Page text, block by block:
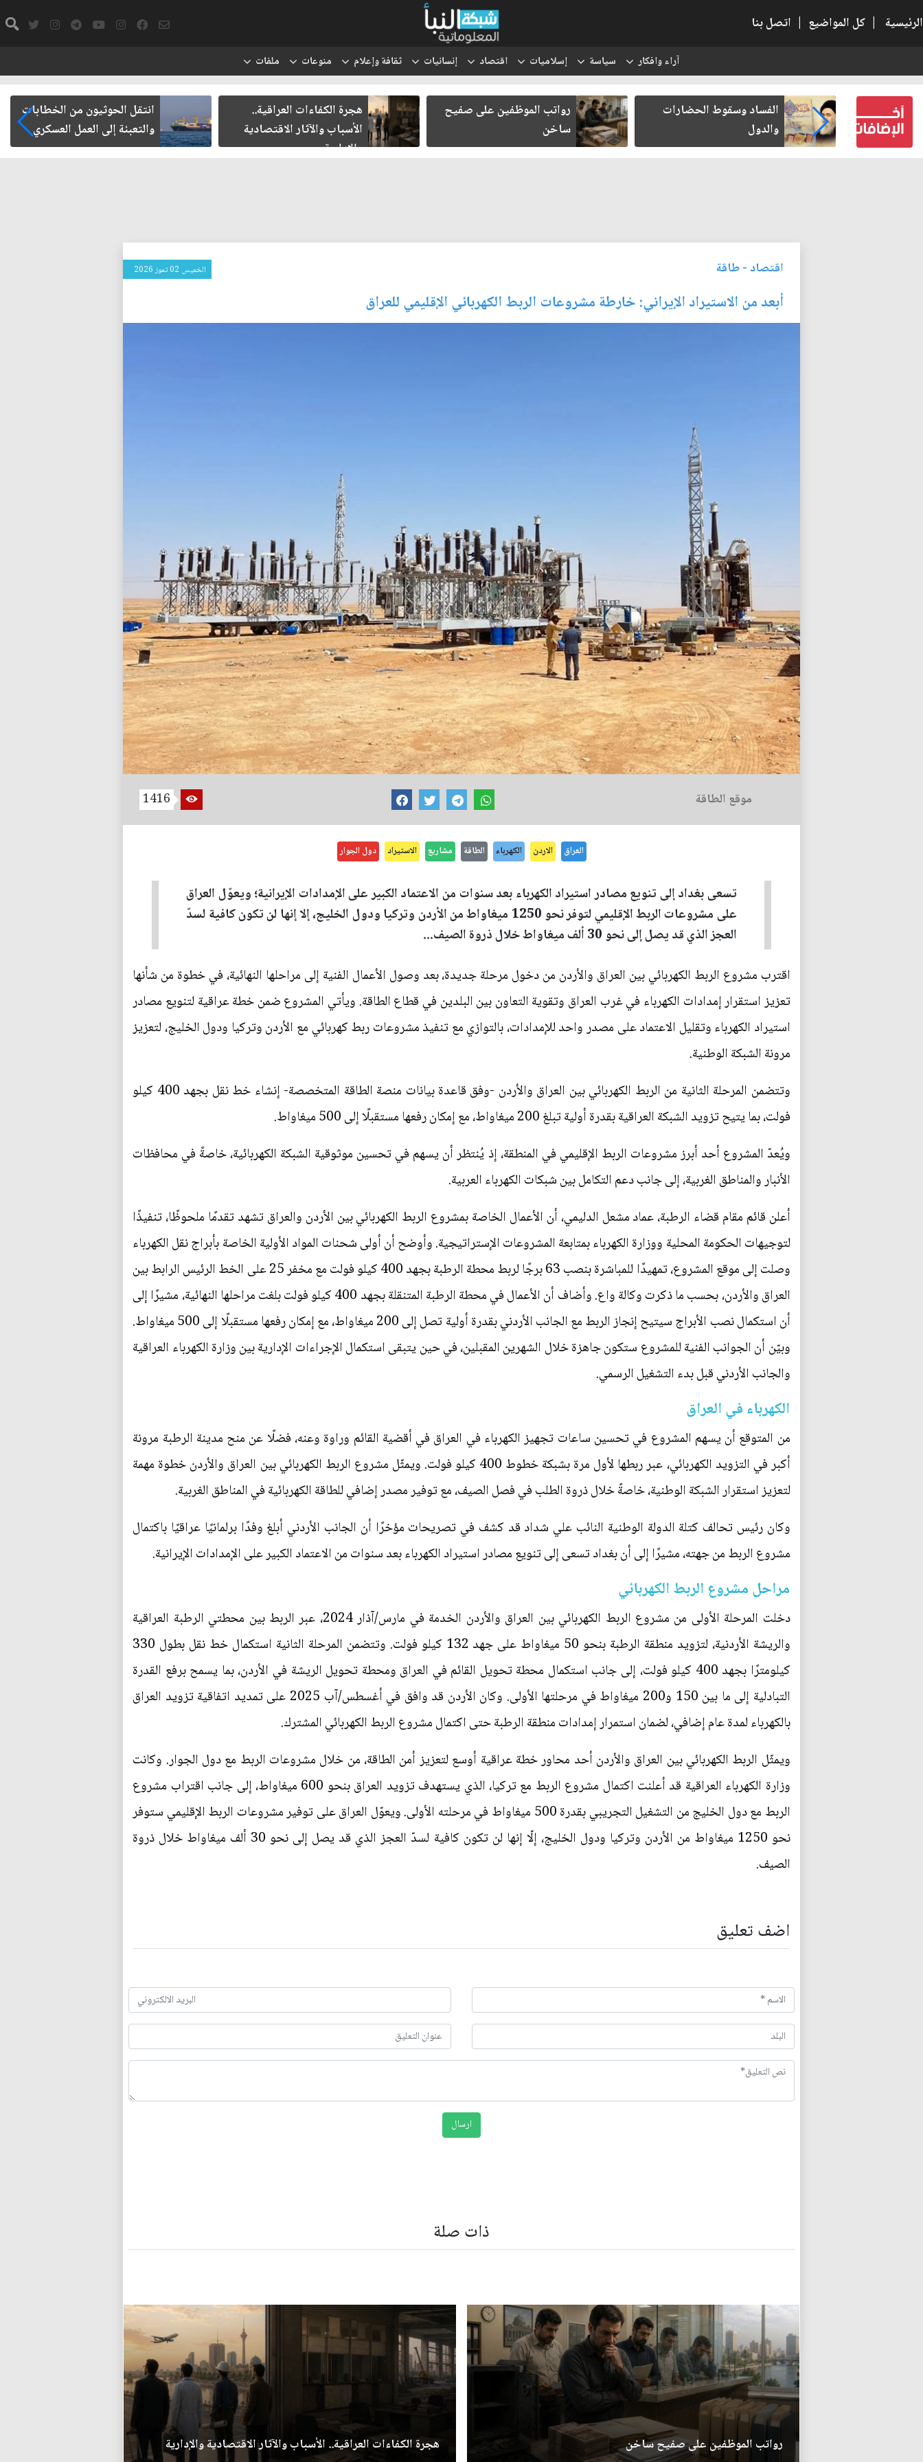
الرئيسية | كل المواضيع | اتصل بنا
آراء وافكار سياسة إسلاميات اقتصاد إنسانيات ثقافة وإعلام منوعات ملفات
الحضارات
رواتب الموظفين على صفيح
ساخن
هجرة الكفاءات العراقية..
الأسباب والآثار الاقتصادية
والإدارية
انتقل الحوثيون من الخطابات
والتعبئة إلى العمل العسكري
مأزق الزيدي مع الميليشيات
اقتصاد -طاقة الخميس 02 تموز 2026
أبعد من الاستيراد الإيراني: خارطة مشروعات الربط الكهربائي الإقليمي للعراق
موقع الطاقة 1416
العراق الاردن الكهرباء الطاقة مشاريع الاستيراد دول الجوار
تسعى بغداد إلى تنويع مصادر استيراد الكهرباء بعد سنوات من الاعتماد الكبير على الإمدادات الإيرانية؛ ويعوّل العراق
على مشروعات الربط الإقليمي لتوفر نحو 1250 ميغاواط من الأردن وتركيا ودول الخليج، إلا إنها لن تكون كافية لسدّ
العجز الذي قد يصل إلى نحو 30 ألف ميغاواط خلال ذروة الصيف...
اقترب مشروع الربط الكهربائي بين العراق والأردن من دخول مرحلة جديدة، بعد وصول الأعمال الفنية إلى مراحلها النهائية، في خطوة من شأنها
تعزيز استقرار إمدادات الكهرباء في غرب العراق وتقوية التعاون بين البلدين في قطاع الطاقة. ويأتي المشروع ضمن خطة عراقية لتنويع مصادر
استيراد الكهرباء وتقليل الاعتماد على مصدر واحد للإمدادات، بالتوازي مع تنفيذ مشروعات ربط كهربائي مع الأردن وتركيا ودول الخليج، لتعزيز
مرونة الشبكة الوطنية.
وتتضمن المرحلة الثانية من الربط الكهربائي بين العراق والأردن -وفق قاعدة بيانات منصة الطاقة المتخصصة- إنشاء خط نقل بجهد 400 كيلو
فولت، بما يتيح تزويد الشبكة العراقية بقدرة أولية تبلغ 200 ميغاواط، مع إمكان رفعها مستقبلًا إلى 500 ميغاواط.
ويُعدّ المشروع أحد أبرز مشروعات الربط الإقليمي في المنطقة، إذ يُنتظر أن يسهم في تحسين موثوقية الشبكة الكهربائية، خاصةً في محافظات
الأنبار والمناطق الغربية، إلى جانب دعم التكامل بين شبكات الكهرباء العربية.
أعلن قائم مقام قضاء الرطبة، عماد مشعل الدليمي، أن الأعمال الخاصة بمشروع الربط الكهربائي بين الأردن والعراق تشهد تقدمًا ملحوظًا، تنفيذًا
لتوجيهات الحكومة المحلية ووزارة الكهرباء بمتابعة المشروعات الإستراتيجية. وأوضح أن أولى شحنات المواد الأولية الخاصة بأبراج نقل الكهرباء
وصلت إلى موقع المشروع، تمهيدًا للمباشرة بنصب 63 برجًا لربط محطة الرطبة بجهد 400 كيلو فولت مع مخفر 25 على الخط الرئيس الرابط بين
العراق والأردن، بحسب ما ذكرت وكالة واع. وأضاف أن الأعمال في محطة الرطبة المتنقلة بجهد 400 كيلو فولت بلغت مراحلها النهائية، مشيرًا إلى
أن استكمال نصب الأبراج سيتيح إنجاز الربط مع الجانب الأردني بقدرة أولية تصل إلى 200 ميغاواط، مع إمكان رفعها مستقبلًا إلى 500 ميغاواط.
وبيّن أن الجوانب الفنية للمشروع ستكون جاهزة خلال الشهرين المقبلين، في حين يتبقى استكمال الإجراءات الإدارية بين وزارة الكهرباء العراقية
والجانب الأردني قبل بدء التشغيل الرسمي.
الكهرباء في العراق
من المتوقع أن يسهم المشروع في تحسين ساعات تجهيز الكهرباء في العراق في أقضية القائم وراوة وعنه، فضلًا عن منح مدينة الرطبة مرونة
أكبر في التزويد الكهربائي، عبر ربطها لأول مرة بشبكة خطوط 400 كيلو فولت. ويمثّل مشروع الربط الكهربائي بين العراق والأردن خطوة مهمة
لتعزيز استقرار الشبكة الوطنية، خاصةً خلال ذروة الطلب في فصل الصيف، مع توفير مصدر إضافي للطاقة الكهربائية في المناطق الغربية.
وكان رئيس تحالف كتلة الدولة الوطنية النائب علي شداد قد كشف في تصريحات مؤخرًا أن الجانب الأردني أبلغ وفدًا برلمانيًا عراقيًا باكتمال
مشروع الربط من جهته، مشيرًا إلى أن بغداد تسعى إلى تنويع مصادر استيراد الكهرباء بعد سنوات من الاعتماد الكبير على الإمدادات الإيرانية.
مراحل مشروع الربط الكهربائي
دخلت المرحلة الأولى من مشروع الربط الكهربائي بين العراق والأردن الخدمة في مارس/آذار 2024، عبر الربط بين محطتي الرطبة العراقية
والريشة الأردنية، لتزويد منطقة الرطبة بنحو 50 ميغاواط على جهد 132 كيلو فولت. وتتضمن المرحلة الثانية استكمال خط نقل بطول 330
كيلومترًا بجهد 400 كيلو فولت، إلى جانب استكمال محطة تحويل القائم في العراق ومحطة تحويل الريشة في الأردن، بما يسمح برفع القدرة
التبادلية إلى ما بين 150 و200 ميغاواط في مرحلتها الأولى. وكان الأردن قد وافق في أغسطس/آب 2025 على تمديد اتفاقية تزويد العراق
بالكهرباء لمدة عام إضافي، لضمان استمرار إمدادات منطقة الرطبة حتى اكتمال مشروع الربط الكهربائي المشترك.
ويمثّل الربط الكهربائي بين العراق والأردن أحد محاور خطة عراقية أوسع لتعزيز أمن الطاقة، من خلال مشروعات الربط مع دول الجوار. وكانت
وزارة الكهرباء العراقية قد أعلنت اكتمال مشروع الربط مع تركيا، الذي يستهدف تزويد العراق بنحو 600 ميغاواط، إلى جانب اقتراب مشروع
الربط مع دول الخليج من التشغيل التجريبي بقدرة 500 ميغاواط في مرحلته الأولى. ويعوّل العراق على توفير مشروعات الربط الإقليمي ستوفر
نحو 1250 ميغاواط من الأردن وتركيا ودول الخليج، إلّا إنها لن تكون كافية لسدّ العجز الذي قد يصل إلى نحو 30 ألف ميغاواط خلال ذروة
الصيف.
اضف تعليق
ذات صلة
رواتب الموظفين على صفيح ساخن هجرة الكفاءات العراقية.. الأسباب والآثار الاقتصادية والإدارية